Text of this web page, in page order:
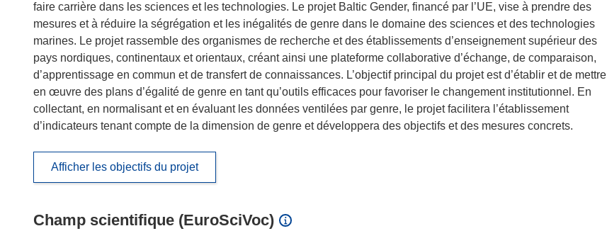
faire carrière dans les sciences et les technologies. Le projet Baltic Gender, financé par l’UE, vise à prendre des
mesures et à réduire la ségrégation et les inégalités de genre dans le domaine des sciences et des technologies
marines. Le projet rassemble des organismes de recherche et des établissements d’enseignement supérieur des
pays nordiques, continentaux et orientaux, créant ainsi une plateforme collaborative d’échange, de comparaison,
d’apprentissage en commun et de transfert de connaissances. L’objectif principal du projet est d’établir et de mettre
en œuvre des plans d’égalité de genre en tant qu’outils efficaces pour favoriser le changement institutionnel. En
collectant, en normalisant et en évaluant les données ventilées par genre, le projet facilitera l’établissement
d’indicateurs tenant compte de la dimension de genre et développera des objectifs et des mesures concrets.
Afficher les objectifs du projet
Champ scientifique (EuroSciVoc)